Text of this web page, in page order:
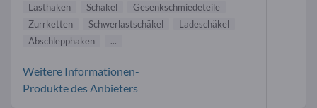
Lasthaken Schäkel
Gesenkschmiedeteile
Zurrketten
Schwerlastschäkel
Ladeschäkel
Abschlepphaken
...
Weitere Informationen-
Produkte des Anbieters